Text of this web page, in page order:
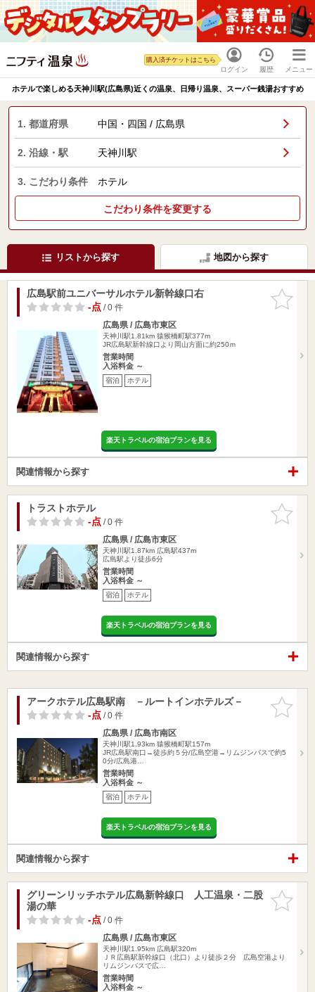
ログイン
購入済チケットはこちら
履歴 メニュー
ホテルで楽しめる天神川駅(広島県)近くの温泉、日帰り温泉、スーパー銭湯おすすめ
1. 都道府県 中国・四国 / 広島県
2. 沿線・駅 天神川駅
3. こだわり条件 ホテル
こだわり条件を変更する
リストから探す 地図から探す
お気に入
りに追加
広島駅前ユニバーサルホテル新幹線口右
-点/ 0 件
広島県 / 広島市東区
天神川駅1.81km 猿猴橋町駅377m
JR広島駅新幹線口より岡山方面に約250ｍ
営業時間
入浴料金 ～
宿泊 ホテル
楽天トラベルの宿泊プランを見る
関連情報から探す
お気に入
りに追加
トラストホテル
-点/ 0 件
広島県 / 広島市東区
天神川駅1.87km 広島駅437m
広島駅より徒歩6分
営業時間
入浴料金 ～
宿泊 ホテル
楽天トラベルの宿泊プランを見る
関連情報から探す
お気に入
りに追加
アークホテル広島駅南 －ルートインホテルズ－
-点/ 0 件
広島県 / 広島市南区
天神川駅1.93km 猿猴橋町駅157m
JR広島駅南口→徒歩約５分/広島空港→リムジンバスで約5
0分/広島港…
営業時間
入浴料金 ～
宿泊 ホテル
楽天トラベルの宿泊プランを見る
関連情報から探す
お気に入
りに追加
グリーンリッチホテル広島新幹線口 人工温泉・二股
湯の華
-点/ 0 件
広島県 / 広島市東区
天神川駅1.95km 広島駅320m
ＪＲ広島駅新幹線口（北口）より徒歩２分 広島空港より
リムジンバスで広…
営業時間
入浴料金 ～